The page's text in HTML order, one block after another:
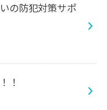
の防犯対策サポ
！